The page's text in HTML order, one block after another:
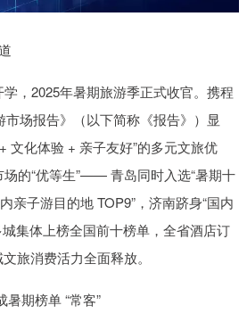
，2025年暑期旅游季正式收官。携程
市场报告》（以下简称《报告》）显
文化体验 + 亲子友好”的多元文旅优
的“优等生”—— 青岛同时入选“暑期十
亲子游目的地 TOP9”，济南跻身“国内
集体上榜全国前十榜单，全省酒店订
旅消费活力全面释放。
期榜单 “常客”